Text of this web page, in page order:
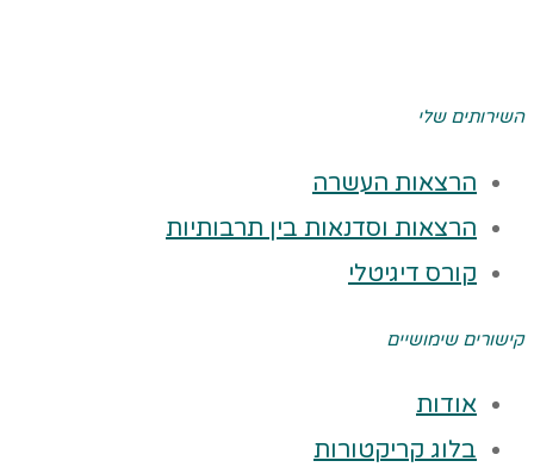
השירותים שלי
הרצאות העשרה
הרצאות וסדנאות בין תרבותיות
קורס דיגיטלי
קישורים שימושיים
אודות
בלוג קריקטורות